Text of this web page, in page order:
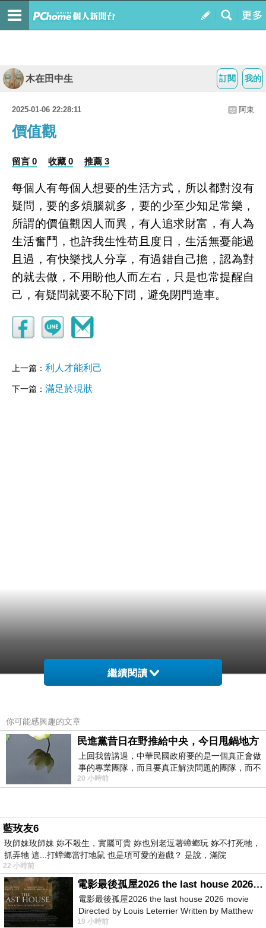
我的
訂閱
木在田中生
2025-01-06 22:28:11 阿東
價值觀
留言 0 收藏 0 推薦 3
每個人有每個人想要的生活方式，所以都對沒有
疑問，要的多煩腦就多，要的少至少知足常樂，
所謂的價值觀因人而異，有人追求財富，有人為
生活奮鬥，也許我生性苟且度日，生活無憂能過
且過，有快樂找人分享，有過錯自己擔，認為對
的就去做，不用盼他人而左右，只是也常提醒自
己，有疑問就要不恥下問，避免閉門造車。
上一篇： 利人才能利己
下一篇： 滿足於現狀
繼續閱讀
你可能感興趣的文章
民進黨昔日在野推給中央，今日甩鍋地方
上回我曾講過，中華民國政府要的是一個真正會做
事的專業團隊，而且要真正解決問題的團隊，而不
是只會到處甩鍋的雙標團隊，最近民進黨
20 小時前
藍玫友6
玫師妹玫師妹 妳不殺生，實屬可貴 妳也別老逗著蟑螂玩 妳不打死牠，
抓弄牠 這...打蟑螂當打地鼠 也是項可愛的遊戲？ 是說，滿院
22 小時前
電影最後孤屋2026 the last house 2026 movie
電影最後孤屋2026 the last house 2026 movie
Directed by Louis Leterrier Written by Matthew
Robinson Starring Greta Lee Wa
19 小時前